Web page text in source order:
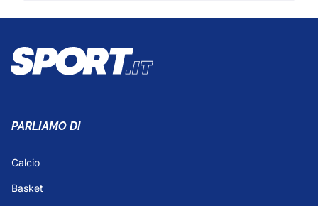
PARLIAMO DI
Calcio
Basket